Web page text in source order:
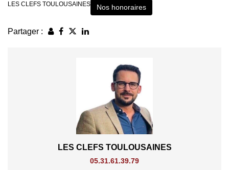
LES CLEFS TOULOUSAINES Nos honoraires
Partager :
LES CLEFS TOULOUSAINES
05.31.61.39.79